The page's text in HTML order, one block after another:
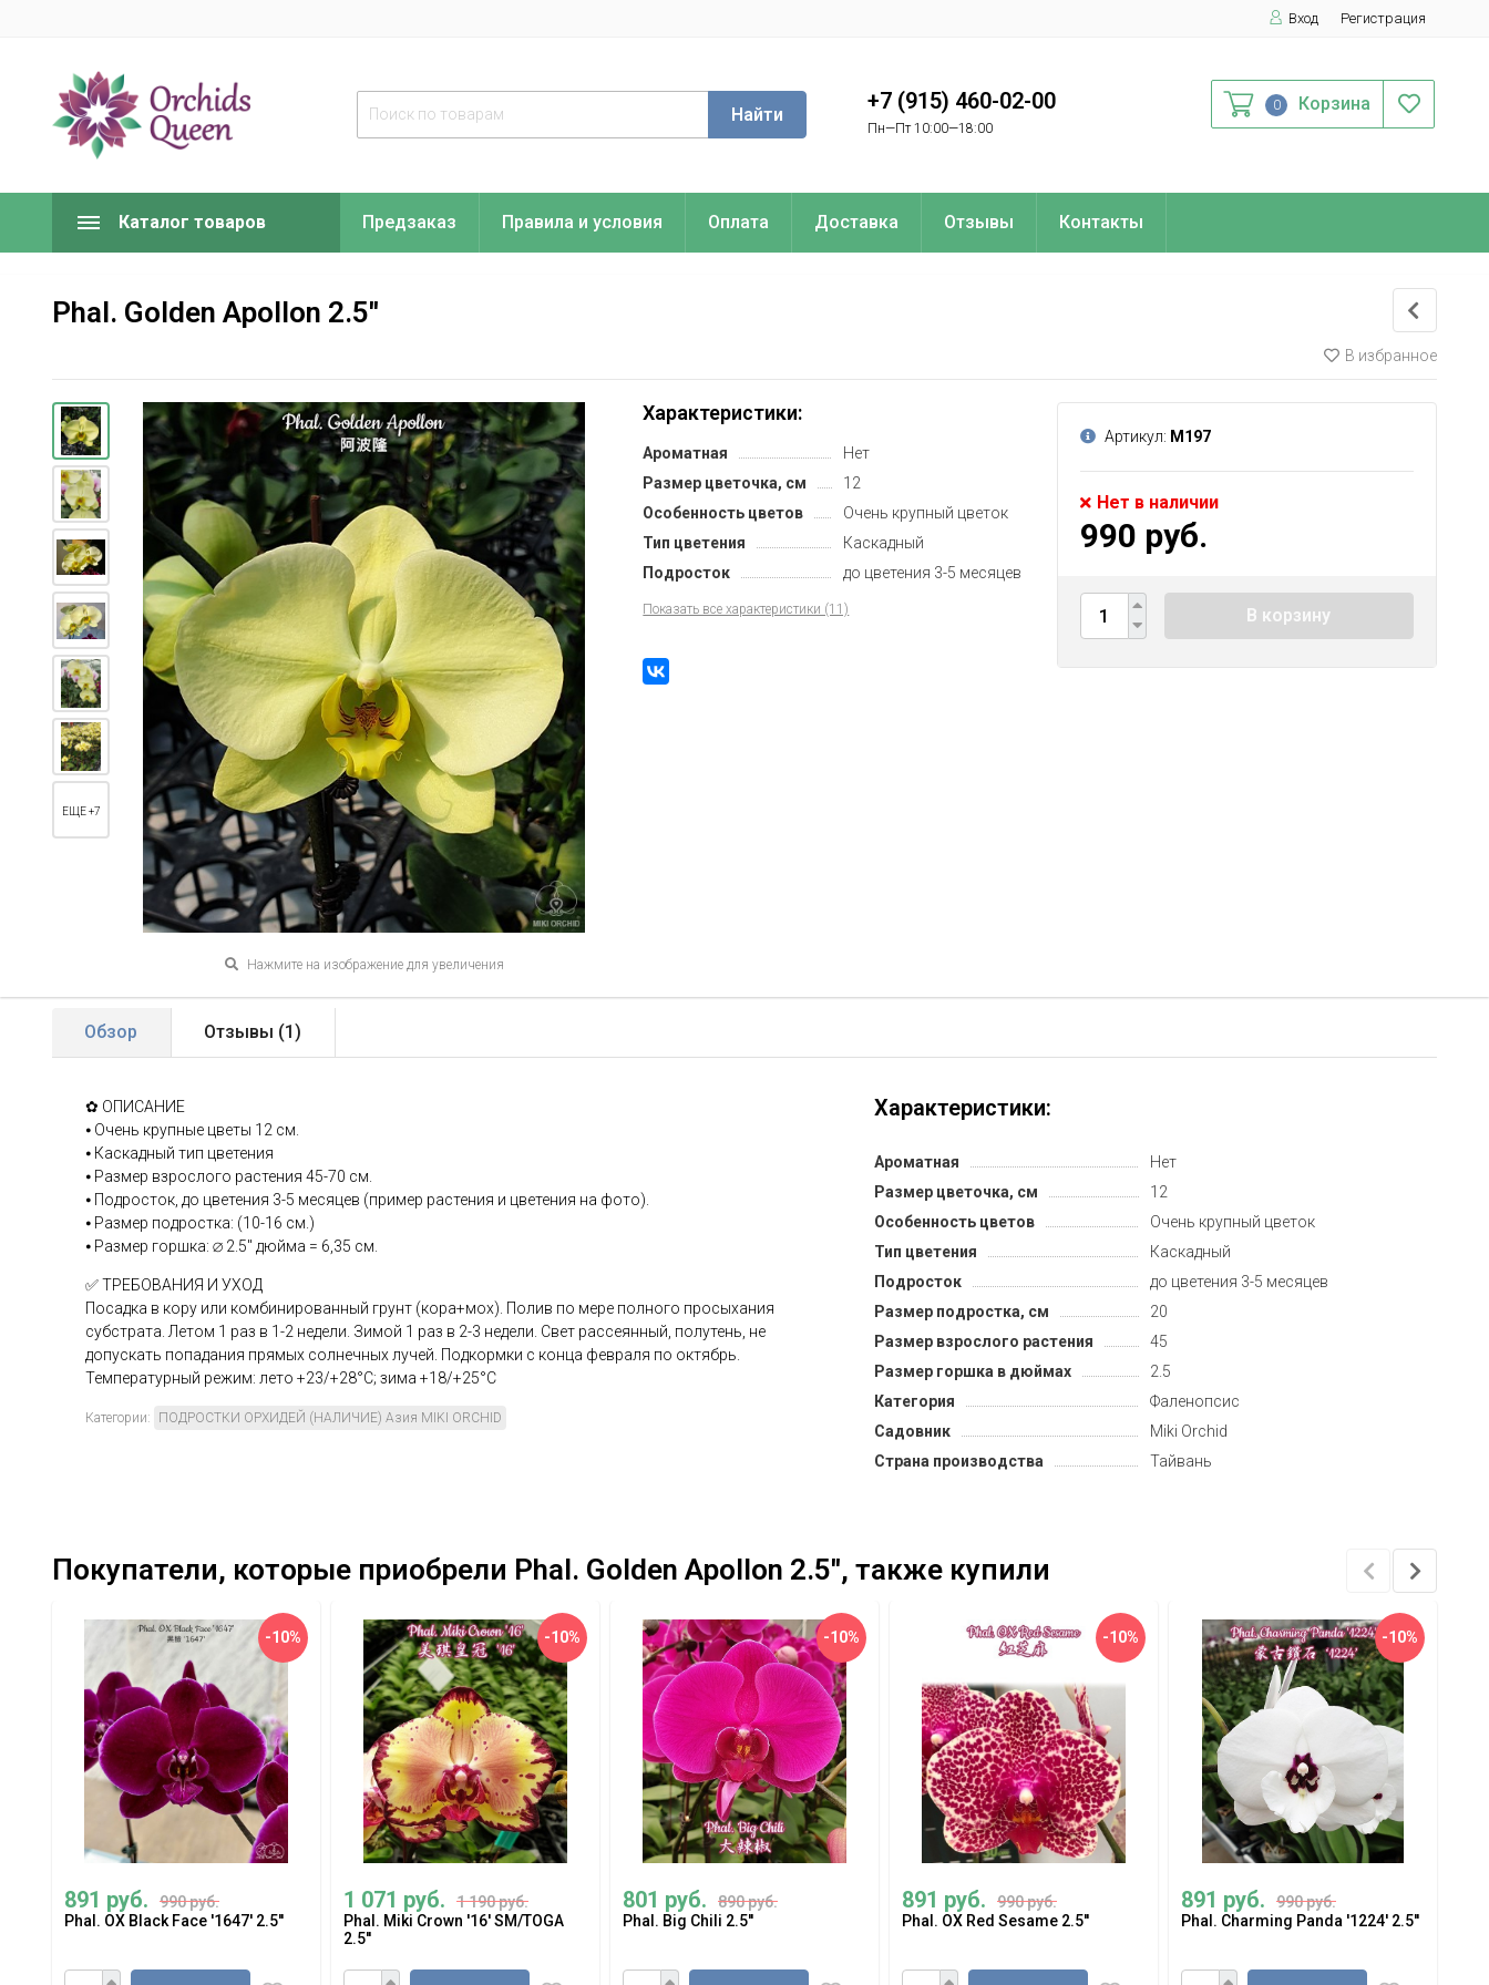
Вход Регистрация
Найти +7 (915) 460-02-00
Пн—Пт 10:00—18:00
0 Корзина
Каталог товаров Предзаказ Правила и условия Оплата Доставка Отзывы Контакты
Phal. Golden Apollon 2.5''
В избранное
Нажмите на изображение для увеличения
ЕЩЕ +7
Характеристики:
Ароматная
Нет
Размер цветочка, см
12
Особенность цветов
Очень крупный цветок
Тип цветения
Каскадный
Подросток
до цветения 3-5 месяцев
Показать все характеристики (11)
Артикул: М197
Нет в наличии
990 руб.
В корзину
Обзор Отзывы (1)
✿ ОПИСАНИЕ
⦁ Очень крупные цветы 12 см.
⦁ Каскадный тип цветения
⦁ Размер взрослого растения 45-70 см.
⦁ Подросток, до цветения 3-5 месяцев (пример растения и цветения на фото).
⦁ Размер подростка: (10-16 см.)
⦁ Размер горшка: ∅ 2.5'' дюйма = 6,35 см.
✅ ТРЕБОВАНИЯ И УХОД
Посадка в кору или комбинированный грунт (кора+мох). Полив по мере полного просыхания
субстрата. Летом 1 раз в 1-2 недели. Зимой 1 раз в 2-3 недели. Свет рассеянный, полутень, не
допускать попадания прямых солнечных лучей. Подкормки с конца февраля по октябрь.
Температурный режим: лето +23/+28°С; зима +18/+25°С
Категории: ПОДРОСТКИ ОРХИДЕЙ (НАЛИЧИЕ) Азия MIKI ORCHID
Характеристики:
Ароматная
Нет
Размер цветочка, см
12
Особенность цветов
Очень крупный цветок
Тип цветения
Каскадный
Подросток
до цветения 3-5 месяцев
Размер подростка, см
20
Размер взрослого растения
45
Размер горшка в дюймах
2.5
Категория
Фаленопсис
Садовник
Miki Orchid
Страна производства
Тайвань
Покупатели, которые приобрели Phal. Golden Apollon 2.5'', также купили
-10%
891 руб.
990 руб.
Phal. OX Black Face '1647' 2.5''
-10%
1 071 руб.
1 190 руб.
Phal. Miki Crown '16' SM/TOGA
2.5''
-10%
801 руб.
890 руб.
Phal. Big Chili 2.5''
-10%
891 руб.
990 руб.
Phal. OX Red Sesame 2.5''
-10%
891 руб.
990 руб.
Phal. Charming Panda '1224' 2.5''